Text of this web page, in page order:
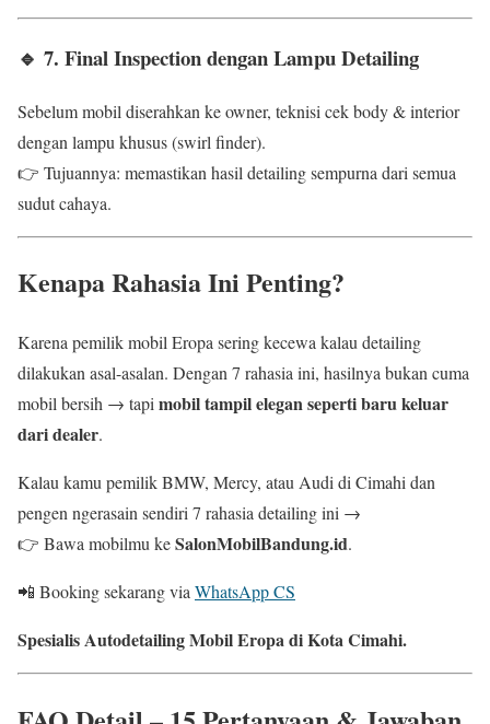
🔹 7. Final Inspection dengan Lampu Detailing
Sebelum mobil diserahkan ke owner, teknisi cek body & interior
dengan lampu khusus (swirl finder).
👉 Tujuannya: memastikan hasil detailing sempurna dari semua
sudut cahaya.
Kenapa Rahasia Ini Penting?
Karena pemilik mobil Eropa sering kecewa kalau detailing
dilakukan asal-asalan. Dengan 7 rahasia ini, hasilnya bukan cuma
mobil bersih → tapimobil tampil elegan seperti baru keluar
dari dealer.
Kalau kamu pemilik BMW, Mercy, atau Audi di Cimahi dan
pengen ngerasain sendiri 7 rahasia detailing ini →
👉 Bawa mobilmu keSalonMobilBandung.id.
📲 Booking sekarang viaWhatsApp CS
Spesialis Autodetailing Mobil Eropa di Kota Cimahi.